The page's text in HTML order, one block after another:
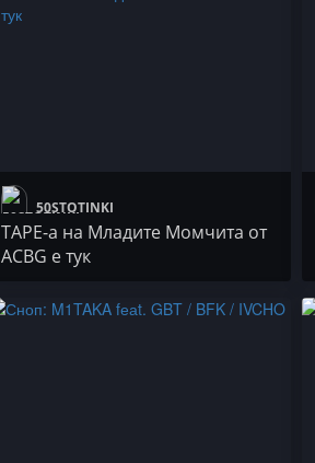
50STOTINKI
TAPE-а на Младите Момчита от
ACBG е тук